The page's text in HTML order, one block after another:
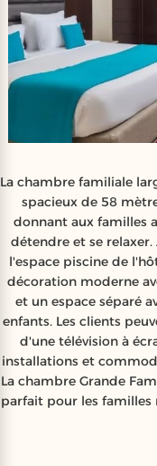
La chambre familiale
spacieux de 58
donnant aux familles
détendre et se
l'espace piscine de
décoration moderne
et un espace séparé
enfants. Les clients
d'une télévision à
installations et
La chambre Grande
parfait pour les familles